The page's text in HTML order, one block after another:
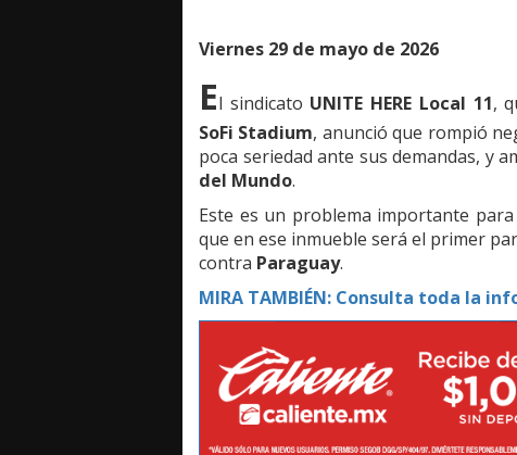
Viernes 29 de mayo de 2026
El sindicato UNITE HERE Local 11,
SoFi Stadium, anunció que rompió
poca seriedad ante sus demandas, y
del Mundo.
Este es un problema importante
que en ese inmueble será el primer
contra Paraguay.
MIRA TAMBIÉN: Consulta toda la